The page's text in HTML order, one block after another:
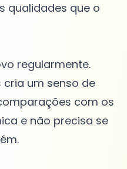
qualidades que o
regularmente.
cria um senso de
com os
e não precisa se